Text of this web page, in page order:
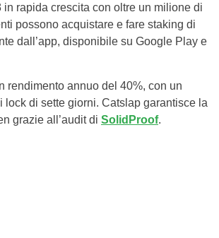
in rapida crescita con oltre un milione di
possono acquistare e fare staking di
dall’app, disponibile su Google Play e
rendimento annuo del 40%, con un
lock di sette giorni. Catslap garantisce la
grazie all’audit di SolidProof.